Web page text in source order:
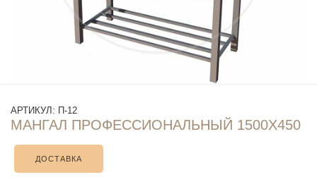
АРТИКУЛ: П-12
МАНГАЛ ПРОФЕССИОНАЛЬНЫЙ 1500Х450
ДОСТАВКА